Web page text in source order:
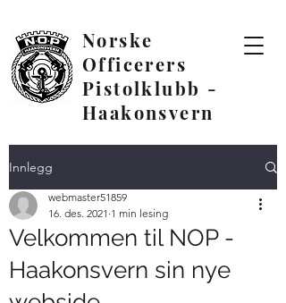
Norske
Officerers
Pistolklubb -
Haakonsvern
Innlegg
Velkommen til NOP -
Haakonsvern sin nye
webmaster51859
16. des. 2021 1 min lesing